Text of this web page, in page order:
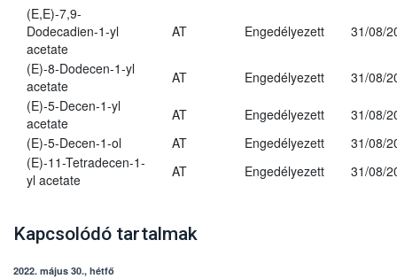
(E,E)-7,9-
Dodecadien-1-yl
acetate
AT Engedélyezett 31/08/
(E)-8-Dodecen-1-yl
acetate
AT Engedélyezett
31/08/
(E)-5-Decen-1-yl
acetate
AT Engedélyezett
31/08/
(E)-5-Decen-1-ol
AT Engedélyezett
31/08/
(E)-11-Tetradecen-1-
yl acetate
AT Engedélyezett 31/08/
Kapcsolódó tartalmak
2022. május 30., hétfő